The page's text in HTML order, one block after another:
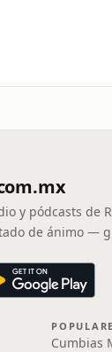
y pódcasts de
de ánimo —
Cumbias